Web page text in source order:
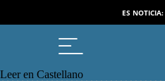
ES NOTICIA:
Leer en Castellano